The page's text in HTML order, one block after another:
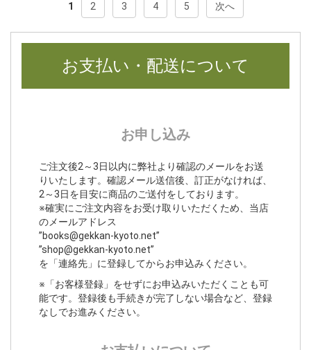
1 2 3 4 5 次へ
お支払い・配送について
お申し込み
ご注文後2～3日以内に弊社より確認のメールをお送
りいたします。確認メール送信後、訂正がなければ、
2～3日を目安に商品のご送付をしております。
※確実にご注文内容をお受け取りいただくため、当店
のメールアドレス
”books@gekkan-kyoto.net”
”shop@gekkan-kyoto.net”
を「連絡先」に登録してからお申込みください。
※「お客様登録」をせずにお申込みいただくことも可
能です。登録後も手続きが完了しない場合など、登録
なしでお進みください。